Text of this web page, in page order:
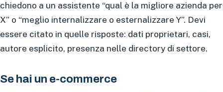
chiedono a un assistente “qual è la migliore azienda per
X” o “meglio internalizzare o esternalizzare Y”. Devi
essere citato in quelle risposte: dati proprietari, casi,
autore esplicito, presenza nelle directory di settore.
Se hai un e-commerce